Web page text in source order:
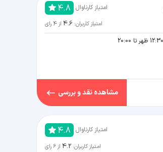
امتیاز کارناوال 4.8
امتیاز کاربران: 4.6 از4 رای
مشاهده نقد و بررسی
امتیاز کارناوال 4.8
امتیاز کاربران: 4.2 از6رای